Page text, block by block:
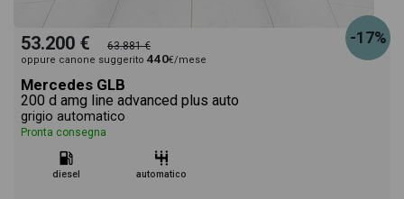
-17%
53.200 € 63.881 €
oppure canone suggerito 440€/mese
Mercedes GLB
200 d amg line advanced plus auto
grigio automatico
Pronta consegna
diesel automatico